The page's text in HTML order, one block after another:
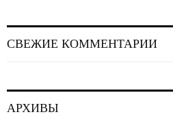
СВЕЖИЕ КОММЕНТАРИИ
АРХИВЫ